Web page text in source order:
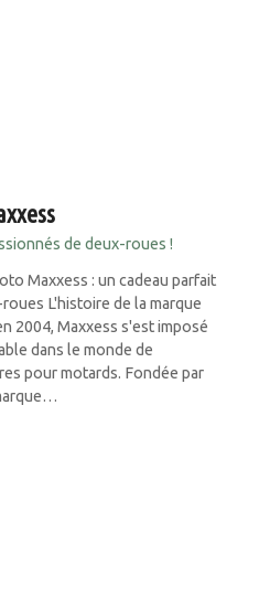
de deux-roues !
Maxxess : un cadeau parfait
L'histoire de la marque
2004, Maxxess s'est imposé
dans le monde de
pour motards. Fondée par